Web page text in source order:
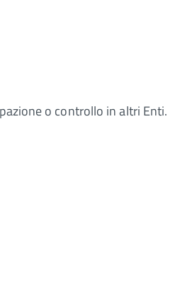
o controllo in altri Enti.